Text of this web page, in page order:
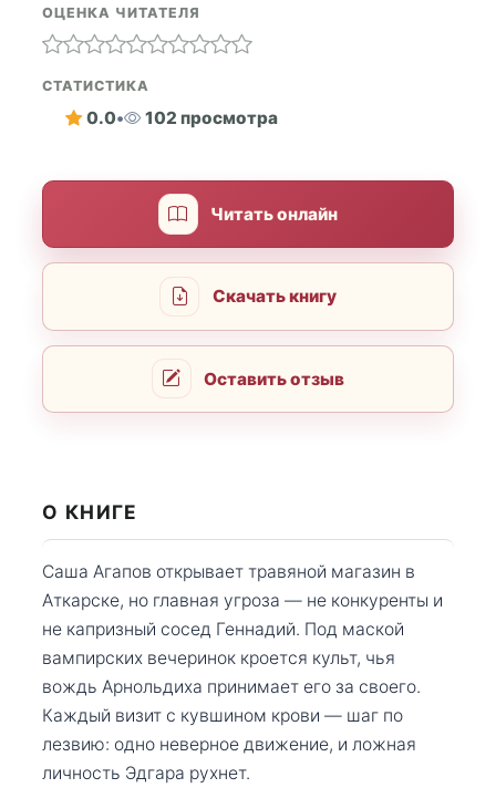
ОЦЕНКА ЧИТАТЕЛЯ
СТАТИСТИКА
0.0• 102 просмотра
Читать онлайн
Скачать книгу
Оставить отзыв
О КНИГЕ
Саша Агапов открывает травяной магазин в
Аткарске, но главная угроза — не конкуренты и
не капризный сосед Геннадий. Под маской
вампирских вечеринок кроется культ, чья
вождь Арнольдиха принимает его за своего.
Каждый визит с кувшином крови — шаг по
лезвию: одно неверное движение, и ложная
личность Эдгара рухнет.